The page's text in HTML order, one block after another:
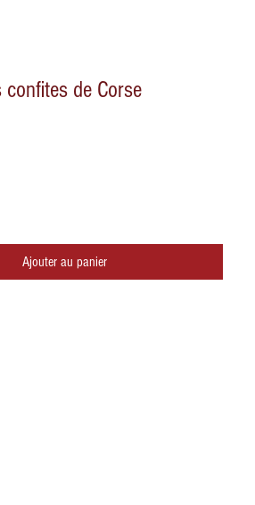
confites de Corse
Ajouter au panier